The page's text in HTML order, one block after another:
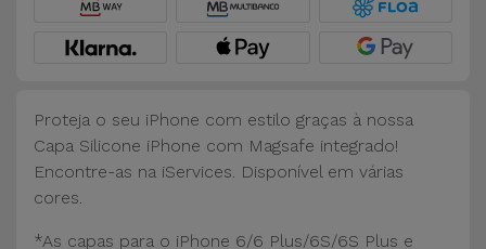
Proteja o seu iPhone com estilo graças à nossa
Capa Silicone iPhone com Magsafe integrado!
Encontre-as na iServices. Disponível em várias
cores.
*As capas para o iPhone 6/6 Plus/6S/6S Plus e